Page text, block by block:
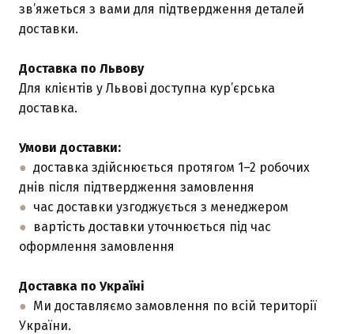
зв’яжеться з вами для підтвердження деталей
доставки.
Доставка по Львову
Для клієнтів у Львові доступна кур’єрська
доставка.
Умови доставки:
● доставка здійснюється протягом 1–2 робочих
днів після підтвердження замовлення
● час доставки узгоджується з менеджером
● вартість доставки уточнюється під час
оформлення замовлення
Доставка по Україні
● Ми доставляємо замовлення по всій території
України.